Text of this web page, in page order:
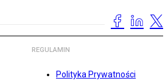
REGULAMIN
Polityka Prywatności